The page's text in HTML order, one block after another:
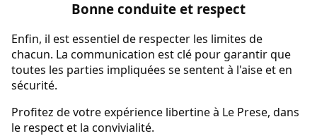
Bonne conduite et respect
Enfin, il est essentiel de respecter les limites de
chacun. La communication est clé pour garantir que
toutes les parties impliquées se sentent à l'aise et en
sécurité.
Profitez de votre expérience libertine à Le Prese, dans
le respect et la convivialité.